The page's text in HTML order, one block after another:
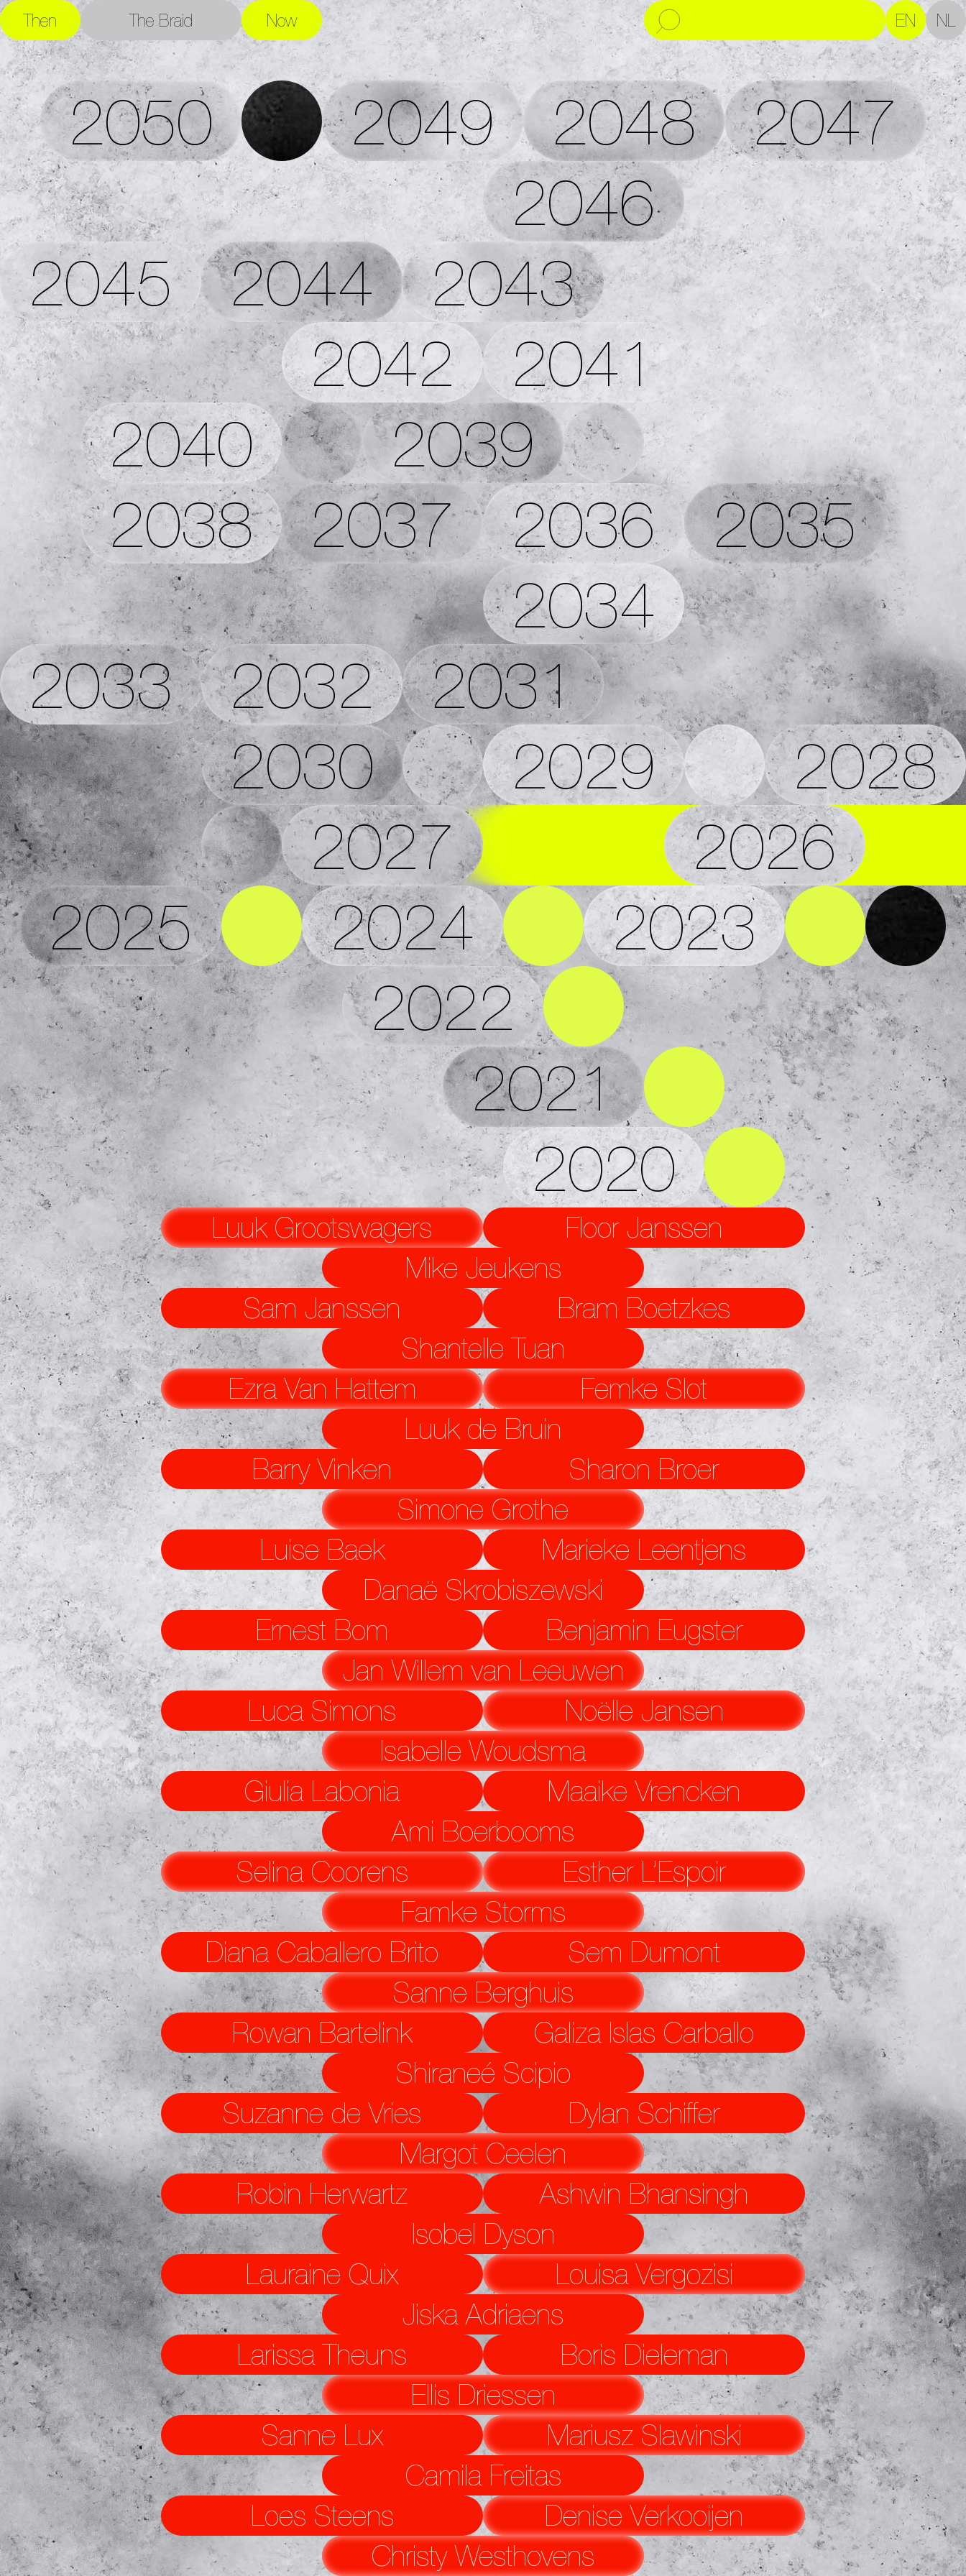
Then The Braid Now EN NL
2050 2049 2048
2047
2046
2045
2044
2043
2042
2041
2040
2039
2038
2037 2036
2035
2034
2033
2032
2031
2030
2029
2028
2027
2026
2025
2024
2023
2022
2021
2020
Luuk Grootswagers
Floor Janssen
Mike Jeukens
Sam Janssen
Bram Boetzkes
Shantelle Tuan
Ezra Van Hattem
Femke Slot
Luuk de Bruin
Barry Vinken
Sharon Broer
Simone Grothe
Luise Baek
Marieke Leentjens
Danaë Skrobiszewski
Ernest Bom
Benjamin Eugster
Jan Willem van Leeuwen
Luca Simons
Noëlle Jansen
Isabelle Woudsma
Giulia Labonia
Maaike Vrencken
Ami Boerbooms
Selina Coorens
Esther L’Espoir
Famke Storms
Diana Caballero Brito
Sem Dumont
Sanne Berghuis
Rowan Bartelink
Galiza Islas Carballo
Shiraneé Scipio
Suzanne de Vries
Dylan Schiffer
Margot Ceelen
Robin Herwartz
Ashwin Bhansingh
Isobel Dyson
Lauraine Quix
Louisa Vergozisi
Jiska Adriaens
Larissa Theuns
Boris Dieleman
Ellis Driessen
Sanne Lux
Mariusz Slawinski
Camila Freitas
Loes Steens
Denise Verkooijen
Christy Westhovens